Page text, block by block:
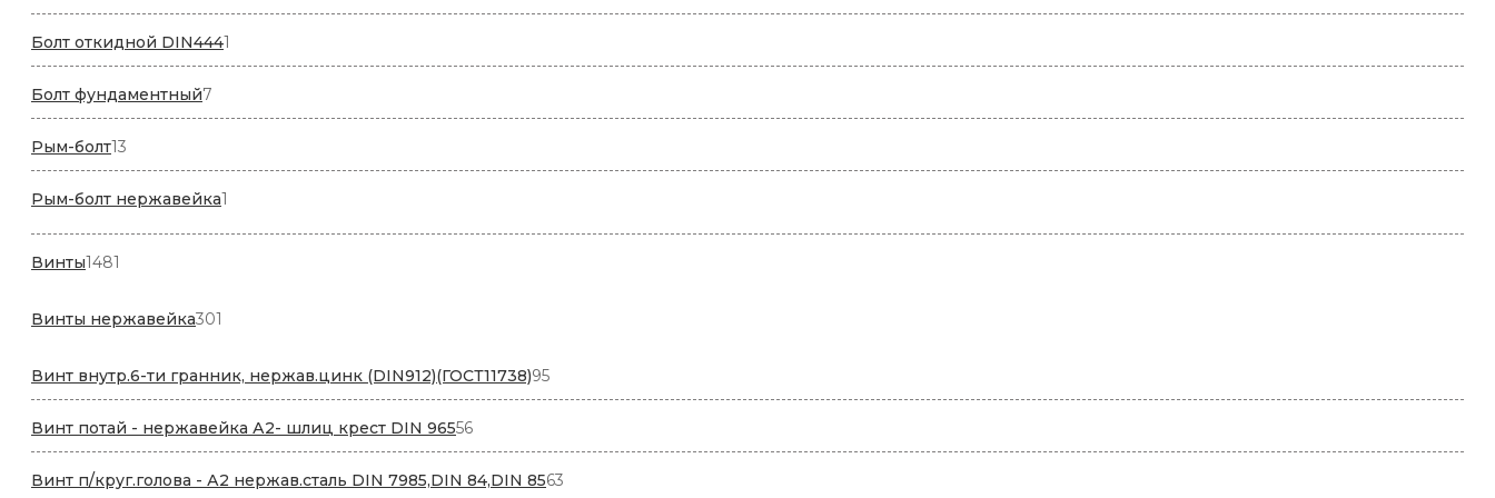
товаров
Болт откидной DIN4441
товар
Болт фундаментный7
товаров
Рым-болт13
товаров
Рым-болт нержавейка1
Винты1481
Винты нержавейка301
Винт внутр.6-ти гранник, нержав.цинк (DIN912)(ГОСТ11738)9595
товаров
Винт потай - нержавейка А2- шлиц крест DIN 9655656
товаров
Винт п/круг.голова - А2 нержав.сталь DIN 7985,DIN 84,DIN 8563